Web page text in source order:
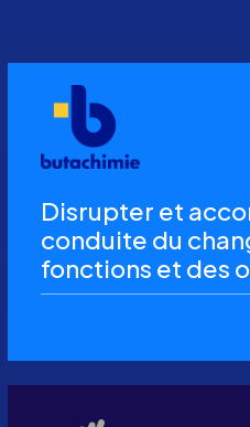
Disrupter et
conduite du
fonctions et des